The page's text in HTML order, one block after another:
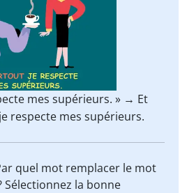
mes supérieurs. » → Et
je respecte mes supérieurs.
quel mot remplacer le mot
Sélectionnez la bonne